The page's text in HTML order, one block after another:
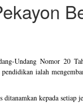
Undang Nomor 20
ialah
ditanamkan kepada setiap